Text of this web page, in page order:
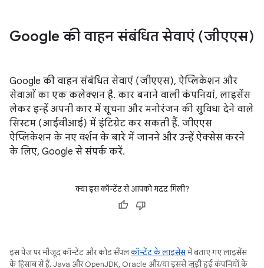
Google की वाहन संबंधित सेवाएं (जीएएस)
Google की वाहन संबंधित सेवाएं (जीएएस), ऐप्लिकेशन और
सेवाओं का एक कलेक्शन है. कार बनाने वाली कंपनियां, लाइसेंस
लेकर इन्हें अपनी कार में सूचना और मनोरंजन की सुविधा देने वाले
सिस्टम (आईवीआई) में इंटिग्रेट कर सकती हैं. जीएएस
ऐप्लिकेशन के नए वर्शन के बारे में जानने और उन्हें ऐक्सेस करने
के लिए, Google से संपर्क करें.
क्या इस कॉन्टेंट से आपको मदद मिली?
इस पेज पर मौजूद कॉन्टेंट और कोड सैंपलकॉन्टेंट के लाइसेंसमें बताए गए लाइसेंस
के हिसाब से हैं. Java और OpenJDK, Oracle और/या इससे जुड़ी हुई कंपनियों के